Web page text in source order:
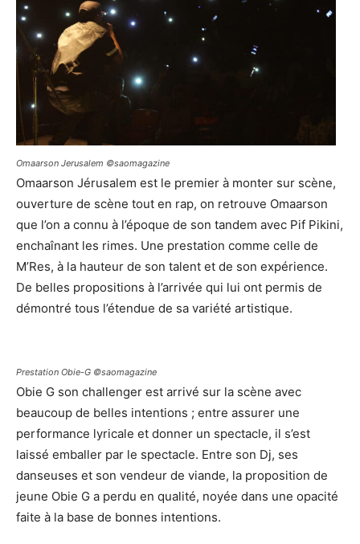
Omaarson Jerusalem ©saomagazine
Omaarson Jérusalem est le premier à monter sur scène,
ouverture de scène tout en rap, on retrouve Omaarson
que l’on a connu à l’époque de son tandem avec Pif Pikini,
enchaînant les rimes. Une prestation comme celle de
M’Res, à la hauteur de son talent et de son expérience.
De belles propositions à l’arrivée qui lui ont permis de
démontré tous l’étendue de sa variété artistique.
Prestation Obie-G ©saomagazine
Obie G son challenger est arrivé sur la scène avec
beaucoup de belles intentions ; entre assurer une
performance lyricale et donner un spectacle, il s’est
laissé emballer par le spectacle. Entre son Dj, ses
danseuses et son vendeur de viande, la proposition de
jeune Obie G a perdu en qualité, noyée dans une opacité
faite à la base de bonnes intentions.